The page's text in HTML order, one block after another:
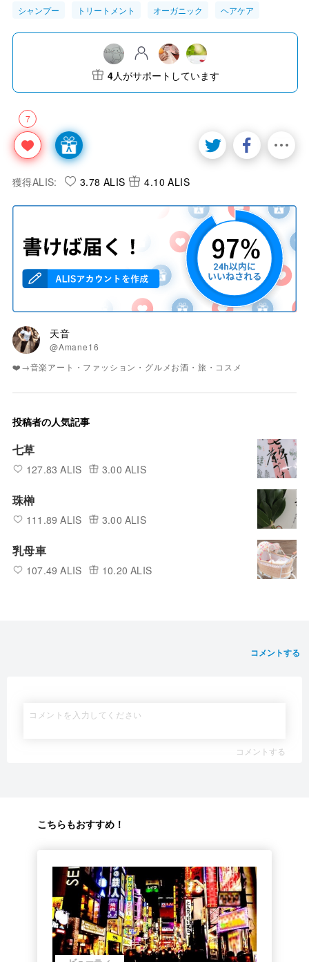
シャンプー トリートメント オーガニック ヘアケア
7
4人がサポートしています
獲得ALIS: 3.78 ALIS 4.10 ALIS
天音
@Amane16
❤️→音楽アート・ファッション・グルメお酒・旅・コスメ
投稿者の人気記事
七草
127.83 ALIS 3.00 ALIS
珠榊
111.89 ALIS 3.00 ALIS
乳母車
107.49 ALIS 10.20 ALIS
コメントする
コメントする
こちらもおすすめ！